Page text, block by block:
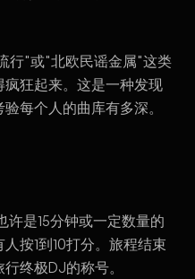
行"或"北欧民谣金属"这类
狂起来。这是一种发现
每个人的曲库有多深。
是15分钟或一定数量的
按1到10打分。旅程结束
终极DJ的称号。